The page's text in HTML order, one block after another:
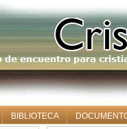
BIBLIOTECA